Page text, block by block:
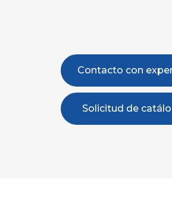
Contacto con
Solicitud de